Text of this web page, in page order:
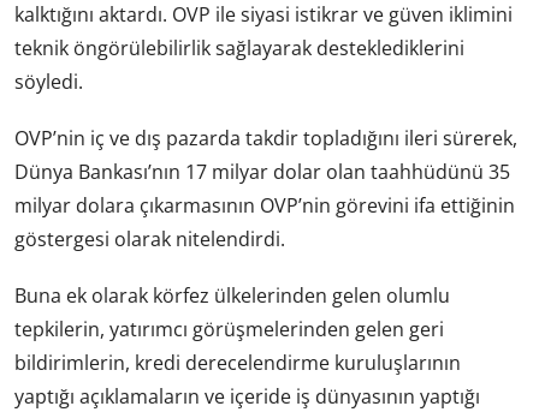
kalktığını aktardı. OVP ile siyasi istikrar ve güven iklimini
teknik öngörülebilirlik sağlayarak desteklediklerini
söyledi.
OVP’nin iç ve dış pazarda takdir topladığını ileri sürerek,
Dünya Bankası’nın 17 milyar dolar olan taahhüdünü 35
milyar dolara çıkarmasının OVP’nin görevini ifa ettiğinin
göstergesi olarak nitelendirdi.
Buna ek olarak körfez ülkelerinden gelen olumlu
tepkilerin, yatırımcı görüşmelerinden gelen geri
bildirimlerin, kredi derecelendirme kuruluşlarının
yaptığı açıklamaların ve içeride iş dünyasının yaptığı